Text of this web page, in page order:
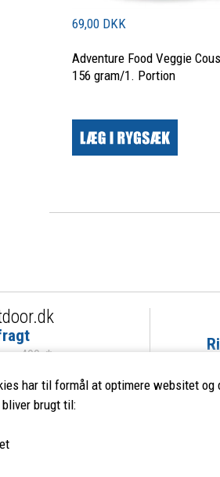
har til formål at optimere websitet
brugt til:
69,00 DKK
Adventure Food Veggie
156 gram/1. Portion
499,-*